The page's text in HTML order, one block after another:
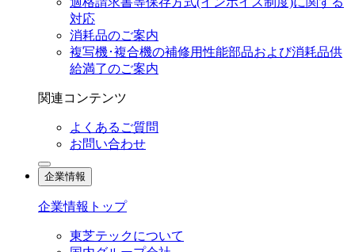
対応
消耗品のご案内
複写機･複合機の補修用性能部品および消耗品供
給満了のご案内
関連コンテンツ
よくあるご質問
お問い合わせ
企業情報
企業情報トップ
東芝テックについて